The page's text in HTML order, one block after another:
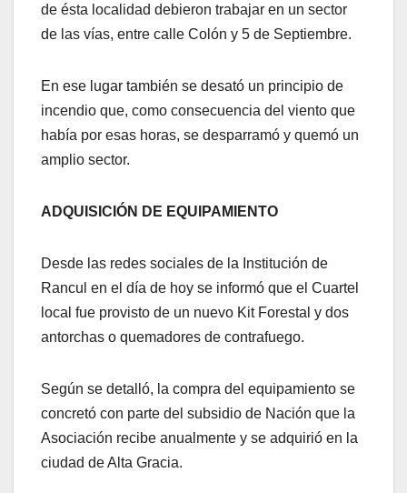
de ésta localidad debieron trabajar en un sector
de las vías, entre calle Colón y 5 de Septiembre.
En ese lugar también se desató un principio de
incendio que, como consecuencia del viento que
había por esas horas, se desparramó y quemó un
amplio sector.
ADQUISICIÓN DE EQUIPAMIENTO
Desde las redes sociales de la Institución de
Rancul en el día de hoy se informó que el Cuartel
local fue provisto de un nuevo Kit Forestal y dos
antorchas o quemadores de contrafuego.
Según se detalló, la compra del equipamiento se
concretó con parte del subsidio de Nación que la
Asociación recibe anualmente y se adquirió en la
ciudad de Alta Gracia.